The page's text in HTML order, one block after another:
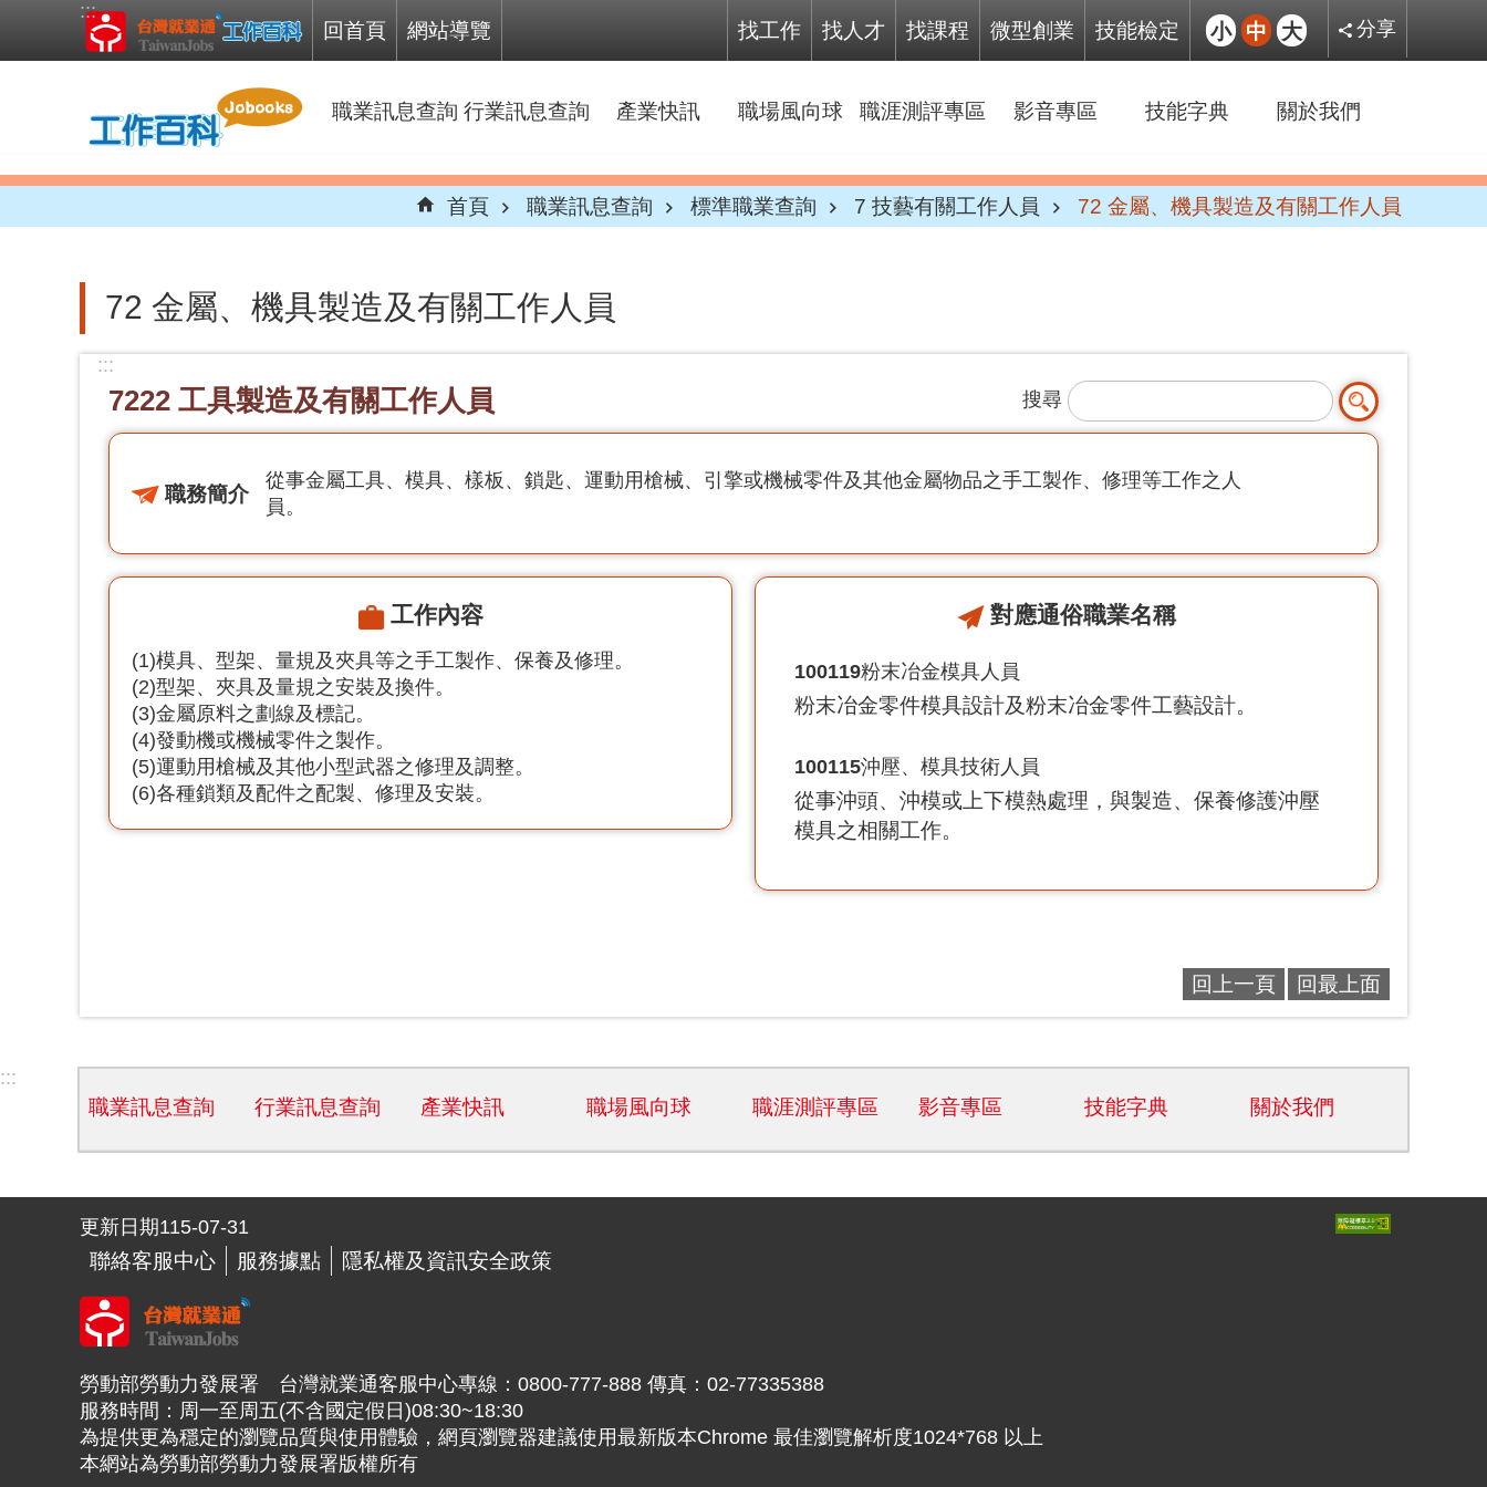
跳到主要內容區塊
:::
回首頁 網站導覽 找工作 找人才 找課程 微型創業 技能檢定 小 中 大 分享
職業訊息查詢 行業訊息查詢 產業快訊 職場風向球 職涯測評專區 影音專區 技能字典 關於我們
首頁 職業訊息查詢 標準職業查詢 7 技藝有關工作人員 72 金屬、機具製造及有關工作人員
72 金屬、機具製造及有關工作人員
:::
7222 工具製造及有關工作人員 搜尋
職務簡介
從事金屬工具、模具、樣板、鎖匙、運動用槍械、引擎或機械零件及其他金屬物品之手工製作、修理等工作之人
員。
工作內容
(1)模具、型架、量規及夾具等之手工製作、保養及修理。
(2)型架、夾具及量規之安裝及換件。
(3)金屬原料之劃線及標記。
(4)發動機或機械零件之製作。
(5)運動用槍械及其他小型武器之修理及調整。
(6)各種鎖類及配件之配製、修理及安裝。
對應通俗職業名稱
100119粉末冶金模具人員
粉末冶金零件模具設計及粉末冶金零件工藝設計。
100115沖壓、模具技術人員
從事沖頭、沖模或上下模熱處理，與製造、保養修護沖壓
模具之相關工作。
回上一頁 回最上面
:::
職業訊息查詢 行業訊息查詢 產業快訊 職場風向球 職涯測評專區 影音專區 技能字典 關於我們
更新日期115-07-31
聯絡客服中心 服務據點 隱私權及資訊安全政策
勞動部勞動力發展署 台灣就業通客服中心專線：0800-777-888 傳真：02-77335388
服務時間：周一至周五(不含國定假日)08:30~18:30
為提供更為穩定的瀏覽品質與使用體驗，網頁瀏覽器建議使用最新版本Chrome 最佳瀏覽解析度1024*768 以上
本網站為勞動部勞動力發展署版權所有